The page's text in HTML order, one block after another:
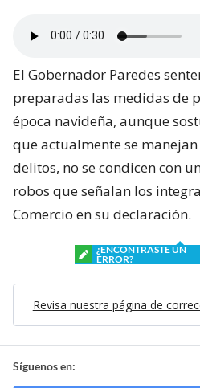
El Gobernador Paredes
preparadas las medidas de
época navideña, aunque
que actualmente se
delitos, no se condicen con
robos que señalan los
Comercio en su declaración.
¿ENCONTRASTE UN
ERROR?
Revisa nuestra página de
Síguenos en: